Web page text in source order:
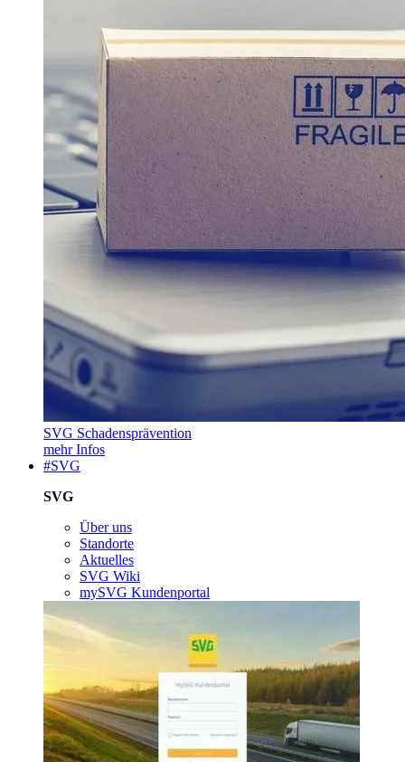
SVG Schadensprävention
mehr Infos
#SVG
SVG
Über uns
Standorte
Aktuelles
SVG Wiki
mySVG Kundenportal